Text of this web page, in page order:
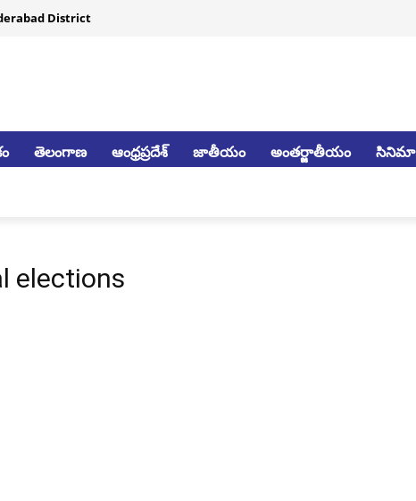
District
తెలంగాణ ఆంధ్రప్రదేశ్ జాతీయం అంతర్జాతీయం సినిమా
elections